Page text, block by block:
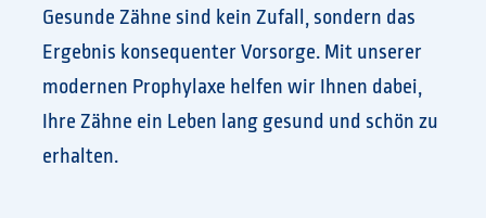
Gesunde Zähne sind kein Zufall, sondern das
Ergebnis konsequenter Vorsorge. Mit unserer
modernen Prophylaxe helfen wir Ihnen dabei,
Ihre Zähne ein Leben lang gesund und schön zu
erhalten.